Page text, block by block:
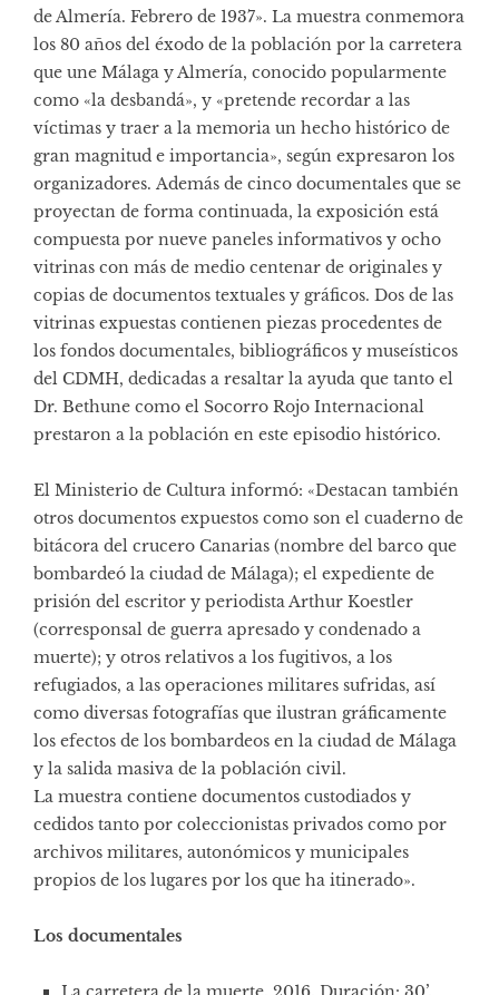
de Almería. Febrero de 1937». La muestra conmemora
los 80 años del éxodo de la población por la carretera
que une Málaga y Almería, conocido popularmente
como «la desbandá», y «pretende recordar a las
víctimas y traer a la memoria un hecho histórico de
gran magnitud e importancia», según expresaron los
organizadores. Además de cinco documentales que se
proyectan de forma continuada, la exposición está
compuesta por nueve paneles informativos y ocho
vitrinas con más de medio centenar de originales y
copias de documentos textuales y gráficos. Dos de las
vitrinas expuestas contienen piezas procedentes de
los fondos documentales, bibliográficos y museísticos
del CDMH, dedicadas a resaltar la ayuda que tanto el
Dr. Bethune como el Socorro Rojo Internacional
prestaron a la población en este episodio histórico.
El Ministerio de Cultura informó: «Destacan también
otros documentos expuestos como son el cuaderno de
bitácora del crucero Canarias (nombre del barco que
bombardeó la ciudad de Málaga); el expediente de
prisión del escritor y periodista Arthur Koestler
(corresponsal de guerra apresado y condenado a
muerte); y otros relativos a los fugitivos, a los
refugiados, a las operaciones militares sufridas, así
como diversas fotografías que ilustran gráficamente
los efectos de los bombardeos en la ciudad de Málaga
y la salida masiva de la población civil.
La muestra contiene documentos custodiados y
cedidos tanto por coleccionistas privados como por
archivos militares, autonómicos y municipales
propios de los lugares por los que ha itinerado».
Los documentales